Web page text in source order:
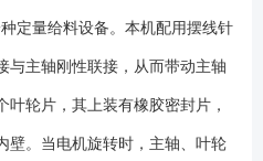
封系统不利。 普通型:可以用在80度
均匀向输料管内供料,而在系统和分离
性叶轮给料机由带格室旋转叶轮、
原理，当叶轮由传动机构驱动在机体
量给料设备。本机配用摆线针
与主轴刚性联接，从而带动主轴
轮片，其上装有橡胶密封片，
壁。当电机旋转时，主轴、叶轮